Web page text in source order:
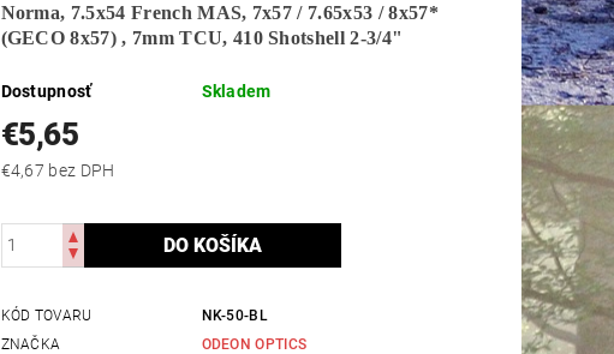
Norma, 7.5x54 French MAS, 7x57 / 7.65x53 / 8x57*
(GECO 8x57) , 7mm TCU, 410 Shotshell 2-3/4"
Dostupnosť Skladem
€5,65
€4,67 bez DPH
KÓD TOVARU
NK-50-BL
ZNAČKA
ODEON OPTICS